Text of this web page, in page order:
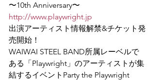
〜10th Anniversary〜
http://www.playwright.jp
出演アーティスト情報解禁&チケット発
売開始！
WAIWAI STEEL BAND所属レーベルで
ある「Playwright」のアーティストが集
結するイベントParty the Playwright